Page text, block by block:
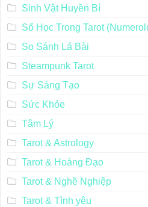
Sinh Vật Huyền Bí
Số Học Trong Tarot
So Sánh Lá Bài
Steampunk Tarot
Sự Sáng Tạo
Sức Khỏe
Tâm Lý
Tarot & Astrology
Tarot & Hoàng Đạo
Tarot & Nghề Nghiệp
Tarot & Tình yêu